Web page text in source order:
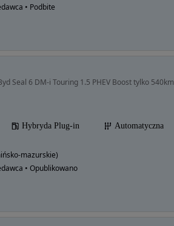
• Podbite
Seal 6 DM-i Touring 1.5 PHEV Boost tylko 540km
Hybryda Plug-in Automatyczna
mazurskie)
• Opublikowano